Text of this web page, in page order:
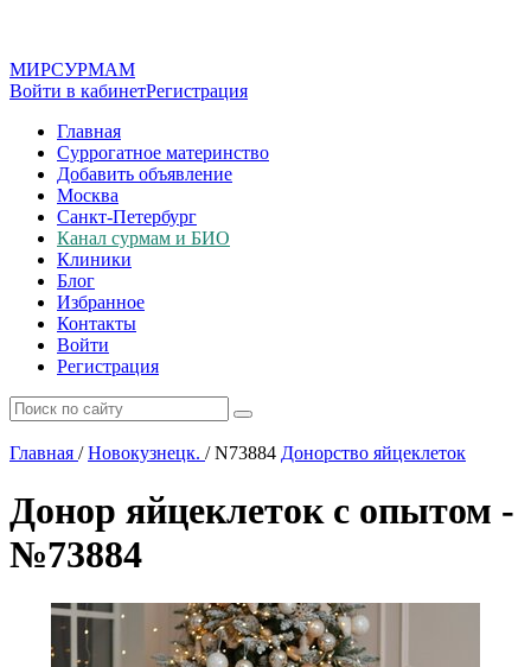
МИРСУРМАМ
Войти в кабинетРегистрация
Главная
Суррогатное материнство
Добавить объявление
Москва
Санкт-Петербург
Канал сурмам и БИО
Клиники
Блог
Избранное
Контакты
Войти
Регистрация
Главная / Новокузнецк. /N73884 Донорство яйцеклеток
Донор яйцеклеток с опытом -
№73884